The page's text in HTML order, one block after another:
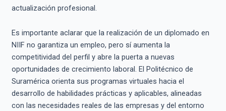
actualización profesional.
Es importante aclarar que la realización de un diplomado en
NIIF no garantiza un empleo, pero sí aumenta la
competitividad del perfil y abre la puerta a nuevas
oportunidades de crecimiento laboral. El Politécnico de
Suramérica orienta sus programas virtuales hacia el
desarrollo de habilidades prácticas y aplicables, alineadas
con las necesidades reales de las empresas y del entorno